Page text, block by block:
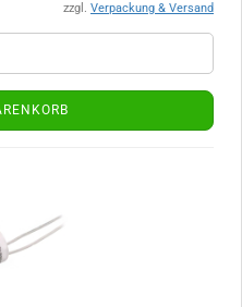
zzgl. Verpackung & Versand